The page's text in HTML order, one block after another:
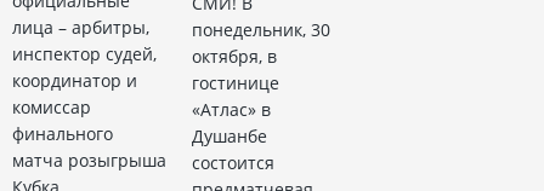
лица – арбитры,
инспектор судей,
координатор и
комиссар
финального
матча розыгрыша
понедельник, 30
октября, в
гостинице
«Атлас» в
Душанбе
состоится